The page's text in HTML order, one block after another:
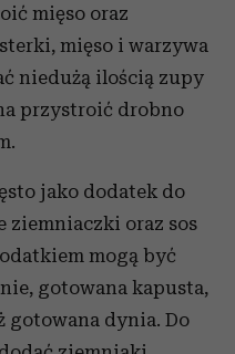
mięso oraz
mięso i warzywa
niedużą ilością zupy
przystroić drobno
jako dodatek do
ziemniaczki oraz sos
mogą być
gotowana kapusta,
gotowana dynia. Do